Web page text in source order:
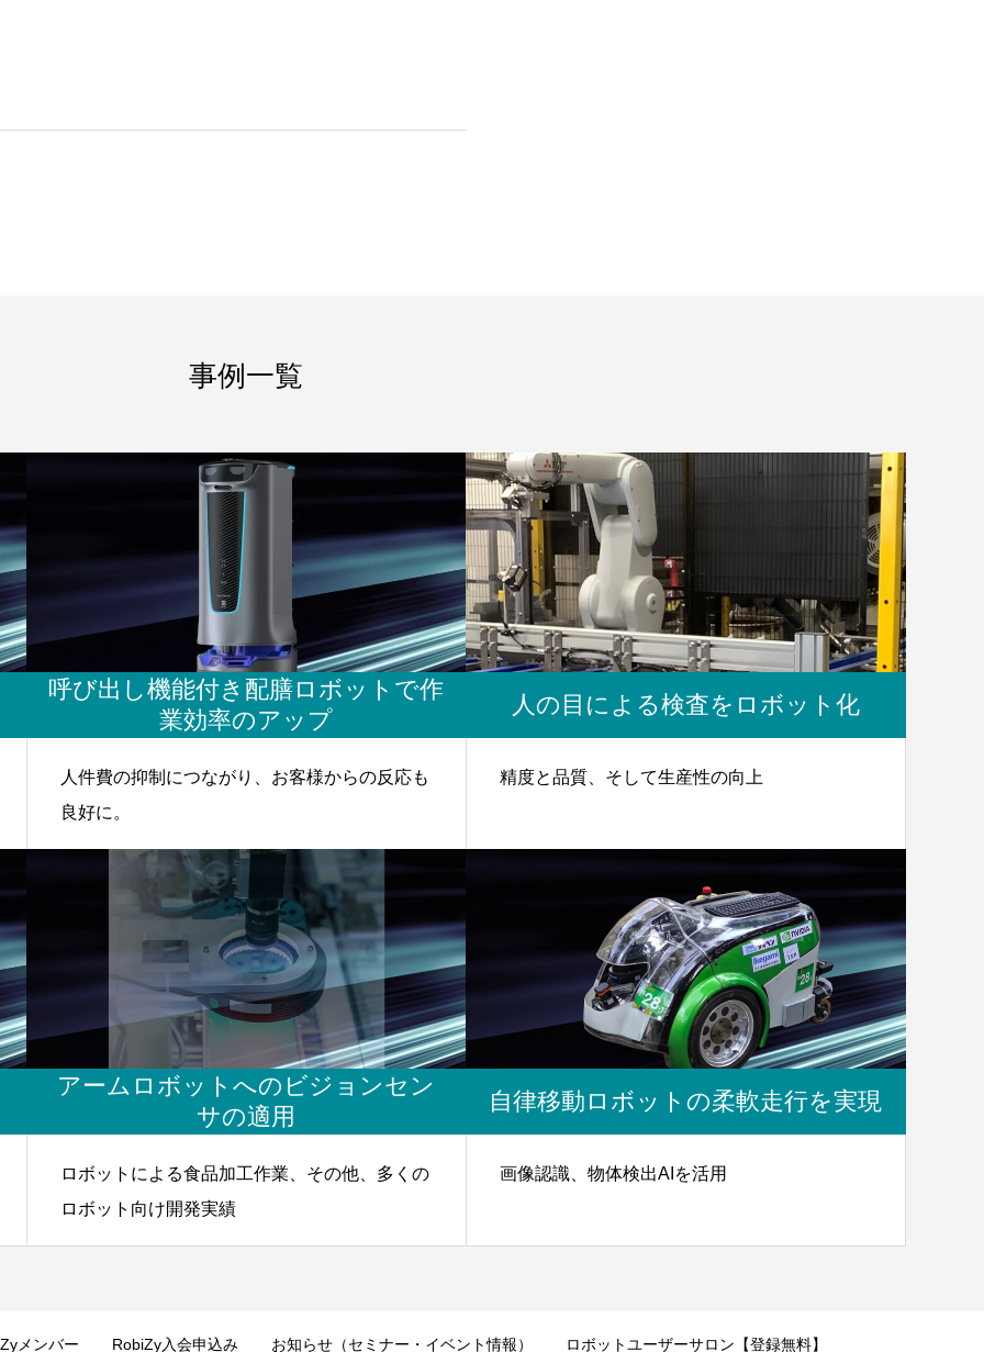
事例一覧
呼び出し機能付き配膳ロボットで作
業効率のアップ
人件費の抑制につながり、お客様からの反応も
良好に。
人の目による検査をロボット化
精度と品質、そして生産性の向上
アームロボットへのビジョンセン
サの適用
ロボットによる食品加工作業、その他、多くの
ロボット向け開発実績
自律移動ロボットの柔軟走行を実現
画像認識、物体検出AIを活用
メンバー RobiZy入会申込み お知らせ（セミナー・イベント情報） ロボットユーザーサロン【登録無料】